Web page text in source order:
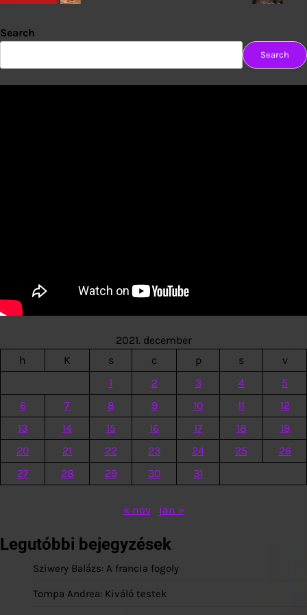
Search
Search
2021. december
h
K s c p s
v
1
2 3 4
5
6
7 8 9 10 11
12
13
14 15 16 17 18
19
20
21 22 23 24 25
26
27
28 29 30 31
« nov jan »
Legutóbbi bejegyzések
Sziwery Balázs: A francia fogoly
Tompa Andrea: Kiváló testek